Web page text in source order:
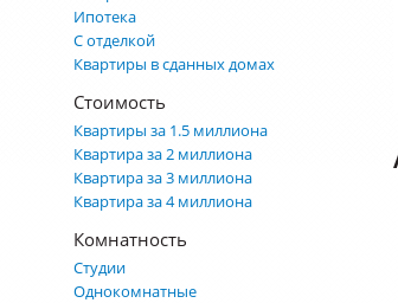
Ипотека
С отделкой
Квартиры в сданных домах
Стоимость
Квартиры за 1.5 миллиона
Квартира за 2 миллиона
Квартира за 3 миллиона
Квартира за 4 миллиона
Комнатность
Студии
Однокомнатные